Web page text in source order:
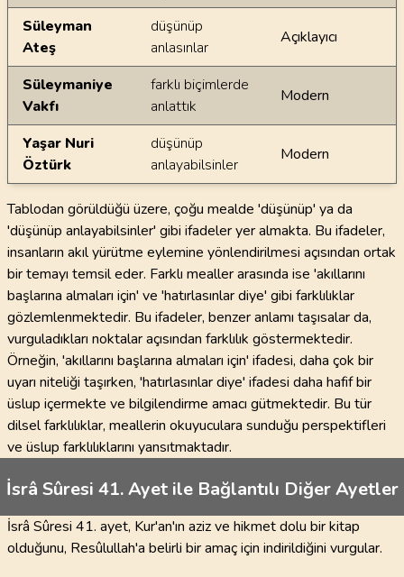
Süleyman
Ateş
düşünüp
anlasınlar
Açıklayıcı
Süleymaniye
Vakfı
farklı biçimlerde
anlattık
Modern
Yaşar Nuri
Öztürk
düşünüp
anlayabilsinler
Modern
Tablodan görüldüğü üzere, çoğu mealde 'düşünüp' ya da
'düşünüp anlayabilsinler' gibi ifadeler yer almakta. Bu ifadeler,
insanların akıl yürütme eylemine yönlendirilmesi açısından ortak
bir temayı temsil eder. Farklı mealler arasında ise 'akıllarını
başlarına almaları için' ve 'hatırlasınlar diye' gibi farklılıklar
gözlemlenmektedir. Bu ifadeler, benzer anlamı taşısalar da,
vurguladıkları noktalar açısından farklılık göstermektedir.
Örneğin, 'akıllarını başlarına almaları için' ifadesi, daha çok bir
uyarı niteliği taşırken, 'hatırlasınlar diye' ifadesi daha hafif bir
üslup içermekte ve bilgilendirme amacı gütmektedir. Bu tür
dilsel farklılıklar, meallerin okuyuculara sunduğu perspektifleri
ve üslup farklılıklarını yansıtmaktadır.
İsrâ Sûresi 41. Ayet ile Bağlantılı Diğer Ayetler
İsrâ Sûresi 41. ayet, Kur'an'ın aziz ve hikmet dolu bir kitap
olduğunu, Resûlullah'a belirli bir amaç için indirildiğini vurgular.